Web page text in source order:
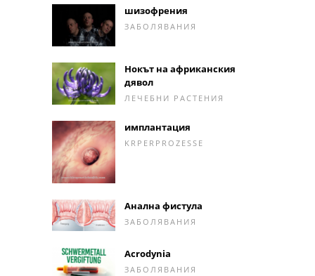
шизофрения
ЗАБОЛЯВАНИЯ
Нокът на африканския
дявол
ЛЕЧЕБНИ РАСТЕНИЯ
имплантация
KRPERPROZESSE
Анална фистула
ЗАБОЛЯВАНИЯ
Acrodynia
ЗАБОЛЯВАНИЯ